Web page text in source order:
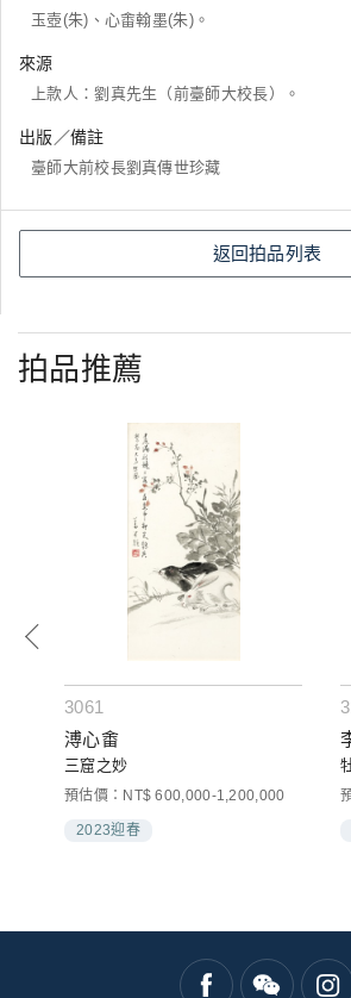
玉壺(朱)、心畬翰墨(朱)。
來源
上款人：劉真先生（前臺師大校長）。
出版／備註
臺師大前校長劉真傳世珍藏
返回拍品列表
拍品推薦
3061
溥心畬
三窟之妙
預估價：NT$ 600,000-1,200,000
2023迎春